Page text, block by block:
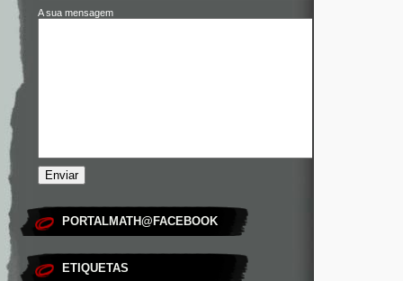
A sua mensagem
PORTALMATH@FACEBOOK
ETIQUETAS